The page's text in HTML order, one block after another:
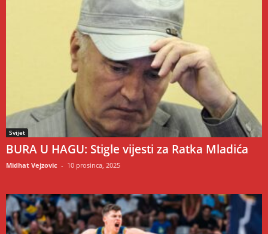
Svijet
BURA U HAGU: Stigle vijesti za Ratka Mladića
Midhat Vejzovic - 10 prosinca, 2025